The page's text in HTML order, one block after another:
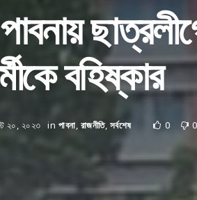
বহিষ্কার
২০, ২০২৩ in পাবনা, রাজনীতি, সর্বশেষ 0 0